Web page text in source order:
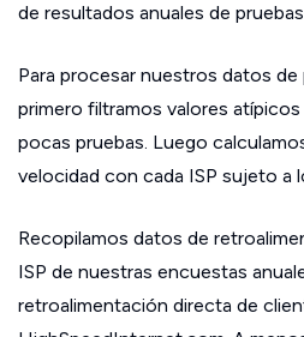
de resultados anuales de
Para procesar nuestros datos
primero filtramos valores
pocas pruebas. Luego
velocidad con cada ISP sujeto a
Recopilamos datos de
ISP de nuestras encuestas
retroalimentación directa de